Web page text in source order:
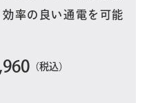
率の良い通電を可能
（税込）